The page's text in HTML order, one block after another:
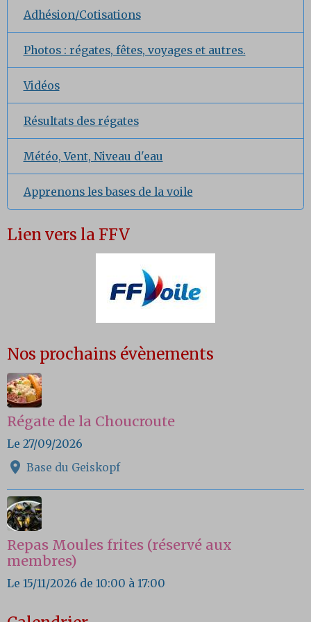
Adhésion/Cotisations
Photos : régates, fêtes, voyages et autres.
Vidéos
Résultats des régates
Météo, Vent, Niveau d'eau
Apprenons les bases de la voile
Lien vers la FFV
Nos prochains évènements
Régate de la Choucroute
Le 27/09/2026
Base du Geiskopf
Repas Moules frites (réservé aux
membres)
Le 15/11/2026 de 10:00 à 17:00